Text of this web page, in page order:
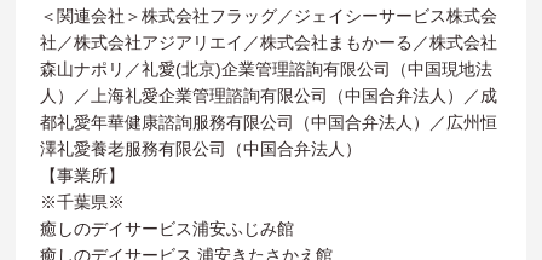
＜関連会社＞株式会社フラッグ／ジェイシーサービス株式会
社／株式会社アジアリエイ／株式会社まもかーる／株式会社
森山ナポリ／礼愛(北京)企業管理諮詢有限公司（中国現地法
人）／上海礼愛企業管理諮詢有限公司（中国合弁法人）／成
都礼愛年華健康諮詢服務有限公司（中国合弁法人）／広州恒
澤礼愛養老服務有限公司（中国合弁法人）
【事業所】
※千葉県※
癒しのデイサービス浦安ふじみ館
癒しのデイサービス 浦安きたさかえ館